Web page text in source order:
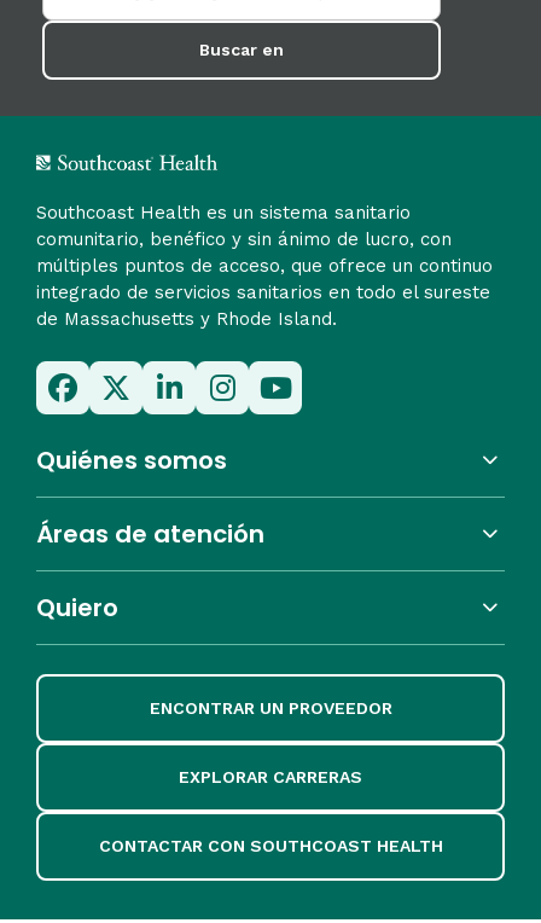
Buscar en
Southcoast Health es un sistema sanitario
comunitario, benéfico y sin ánimo de lucro, con
múltiples puntos de acceso, que ofrece un continuo
integrado de servicios sanitarios en todo el sureste
de Massachusetts y Rhode Island.
Quiénes somos
Áreas de atención
Quiero
ENCONTRAR UN PROVEEDOR
EXPLORAR CARRERAS
CONTACTAR CON SOUTHCOAST HEALTH